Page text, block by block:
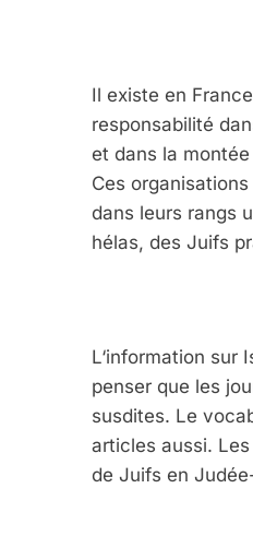
Il existe en
responsabilité
et dans la
Ces
dans leurs rangs
hélas, des Juifs
L‘information sur
penser que les
susdites. Le
articles aussi.
de Juifs en